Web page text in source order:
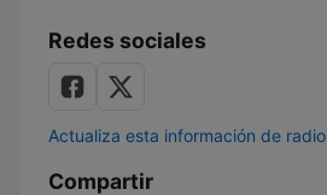
Redes sociales
Actualiza esta información de radio
Compartir